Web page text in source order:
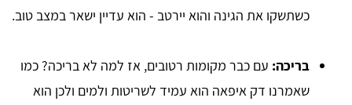
כשתשקו את הגינה והוא יירטב - הוא עדיין ישאר במצב טוב.
בריכה: עם כבר מקומות רטובים, אז למה לא בריכה? כמו
שאמרנו דק איפאה הוא עמיד לשריטות ולמים ולכן הוא